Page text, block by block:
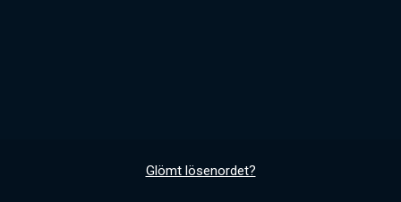
Glömt lösenordet?